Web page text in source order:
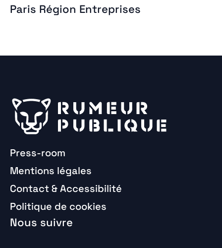
Paris Région Entreprises
Press-room
Mentions légales
Contact & Accessibilité
Politique de cookies
Nous suivre